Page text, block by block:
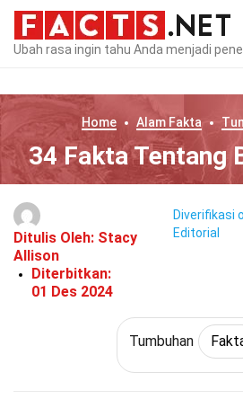
Ubah rasa ingin tahu Anda menjadi
Home Alam Fakta
34 Fakta Tentang
Ditulis Oleh: Stacy
Allison
Diterbitkan:
01 Des 2024
Diverifikasi
Editorial
Tumbuhan